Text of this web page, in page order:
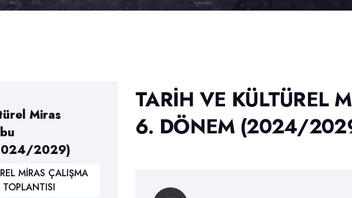
Miras
2029)
MİRAS ÇALIŞMA
TOPLANTISI
TARIH VE KÜLTÜREL
6. DÖNEM (2024/